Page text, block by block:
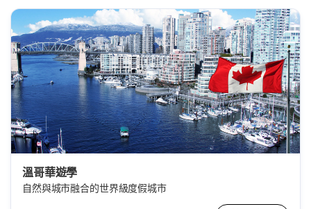
溫哥華遊學
自然與城市融合的世界級度假城市